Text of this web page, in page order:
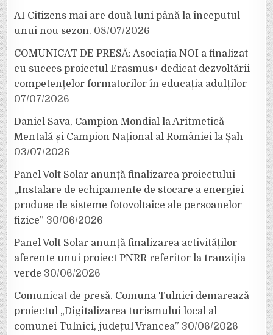
AI Citizens mai are două luni până la începutul
unui nou sezon. 08/07/2026
COMUNICAT DE PRESĂ: Asociația NOI a finalizat
cu succes proiectul Erasmus+ dedicat dezvoltării
competențelor formatorilor în educația adulților
07/07/2026
Daniel Sava, Campion Mondial la Aritmetică
Mentală și Campion Național al României la Șah
03/07/2026
Panel Volt Solar anunță finalizarea proiectului
„Instalare de echipamente de stocare a energiei
produse de sisteme fotovoltaice ale persoanelor
fizice” 30/06/2026
Panel Volt Solar anunță finalizarea activităților
aferente unui proiect PNRR referitor la tranziția
verde 30/06/2026
Comunicat de presă. Comuna Tulnici demarează
proiectul „Digitalizarea turismului local al
comunei Tulnici, județul Vrancea” 30/06/2026